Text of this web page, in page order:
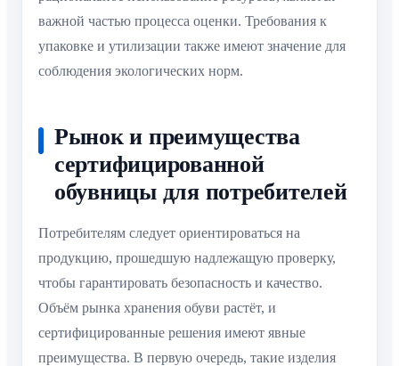
важной частью процесса оценки. Требования к
упаковке и утилизации также имеют значение для
соблюдения экологических норм.
Рынок и преимущества
сертифицированной
обувницы для потребителей
Потребителям следует ориентироваться на
продукцию, прошедшую надлежащую проверку,
чтобы гарантировать безопасность и качество.
Объём рынка хранения обуви растёт, и
сертифицированные решения имеют явные
преимущества. В первую очередь, такие изделия